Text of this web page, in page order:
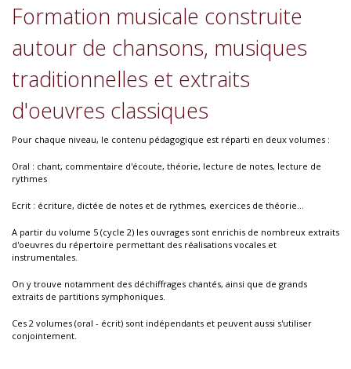
Formation musicale construite
autour de chansons, musiques
traditionnelles et extraits
d'oeuvres classiques
Pour chaque niveau, le contenu pédagogique est réparti en deux volumes :
Oral : chant, commentaire d'écoute, théorie, lecture de notes, lecture de
rythmes
Ecrit : écriture, dictée de notes et de rythmes, exercices de théorie...
A partir du volume 5 (cycle 2) les ouvrages sont enrichis de nombreux extraits
d'oeuvres du répertoire permettant des réalisations vocales et
instrumentales.
On y trouve notamment des déchiffrages chantés, ainsi que de grands
extraits de partitions symphoniques.
Ces 2 volumes (oral - écrit) sont indépendants et peuvent aussi s'utiliser
conjointement.